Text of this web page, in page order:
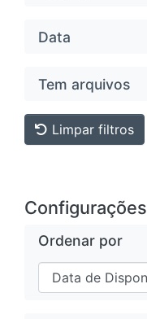
Data
Tem arquivos
Limpar filtros
Configurações
Ordenar por